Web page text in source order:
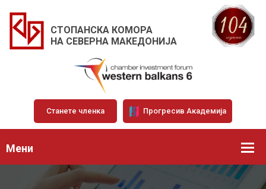
СТОПАНСКА КОМОРА
НА СЕВЕРНА МАКЕДОНИЈА
Станете членка Прогресив Академија
Мени